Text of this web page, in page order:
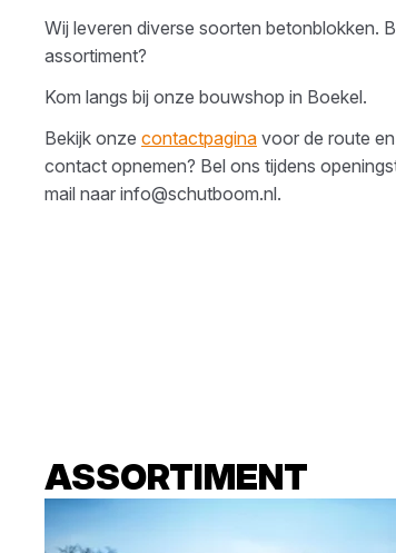
Wij leveren diverse soorten betonblokken.
assortiment?
Kom langs bij onze bouwshop in Boekel.
Bekijk onze contactpagina voor de route
contact opnemen? Bel ons tijdens
mail naar info@schutboom.nl.
ASSORTIMENT